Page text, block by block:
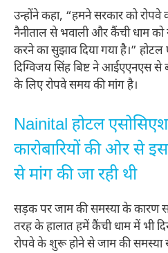
उन्होंने कहा, “हमने सरकार को रोपवे
नैनीताल से भवाली और कैंची धाम को
करने का सुझाव दिया गया है।”
दिग्विजय सिंह बिष्ट ने आईएएनएस से
के लिए रोपवे समय की मांग है।
Nainital होटल
कारोबारियों की ओर से
से मांग की जा रही थी
सड़क पर जाम की समस्या के कारण
तरह के हालात हमें कैंची धाम में भी
रोपवे के शुरू होने से जाम की समस्या